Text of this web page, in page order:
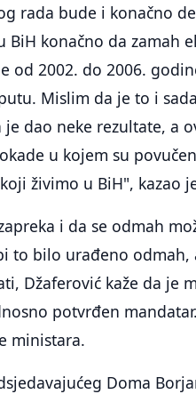
rada bude i konačno
BiH konačno da zamah
od 2002. do 2006.
Mislim da je to i
dao neke rezultate, a
u kojem su
živimo u BiH", kazao
i da se odmah
to bilo urađeno odmah,
Džaferović kaže da je
potvrđen
ministara.
Doma